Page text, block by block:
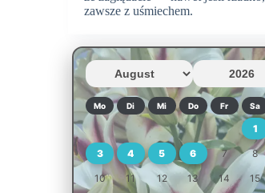
zawsze z uśmiechem.
Mo Di Mi Do Fr Sa
1
3 4 5 6 7 8
10 11 12 13 14 15